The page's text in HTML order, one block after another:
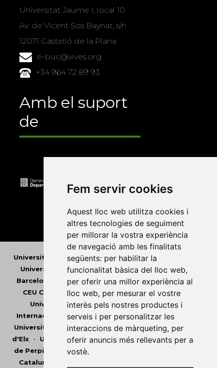
Fem servir cookies
Aquest lloc web utilitza cookies i
altres tecnologies de seguiment
per millorar la vostra experiència
de navegació amb les finalitats
següents: per habilitar la
funcionalitat bàsica del lloc web,
per oferir una millor experiència al
lloc web, per mesurar el vostre
interès pels nostres productes i
serveis i per personalitzar les
interaccions de màrqueting, per
oferir anuncis més rellevants per a
vostè.
Universitat Jaume I, local 10
Av. de Vicent Sos Baynat, s/n
12071 Castelló de la Plana
e-buc@vives.org
+34 964 72 89 93
Amb el suport
de
Universitat Abat Oliba CEU•Universitat d'Alacant
Universitat d'Andorra•Universitat Autònoma de
Barcelona
Universitat de Barcelona•Universitat
CEU Cardenal Herrera
•Universitat de Girona
Universitat de les Illes Balears•Universitat
Internacional de Catalunya •Universitat Jaume I
Universitat de Lleida•Universitat Miguel Hernández
d'Elx• Universitat Oberta de Catalunya•Universitat
de Perpinyà Via Domitia
Catalunya